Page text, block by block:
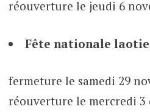
réouverture le jeudi 6
Fête nationale
fermeture le samedi 29
réouverture le mercredi 3